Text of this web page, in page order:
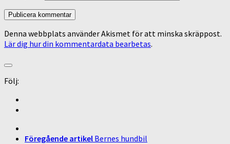
Denna webbplats använder Akismet för att minska skräppost.
Lär dig hur din kommentardata bearbetas.
Följ:
Föregående artikel Bernes hundbil